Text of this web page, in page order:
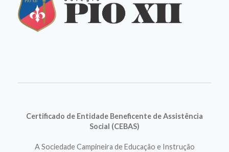
Certificado de Entidade Beneficente de Assistência
Social (CEBAS)
A Sociedade Campineira de Educação e Instrução